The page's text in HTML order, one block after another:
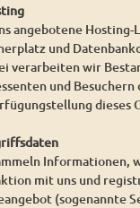
angebotene
und
verarbeiten wir
und
dieses
Informationen,
mit uns und
(sogenannte